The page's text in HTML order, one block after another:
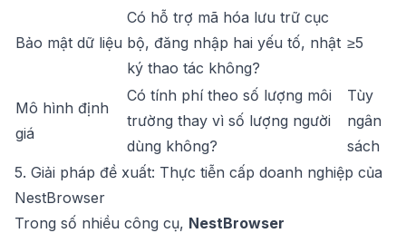
Bảo mật dữ liệu
Có hỗ trợ mã hóa lưu trữ cục
bộ, đăng nhập hai yếu tố, nhật
ký thao tác không?
≥5
Mô hình định
giá
Có tính phí theo số lượng môi
trường thay vì số lượng người
dùng không?
Tùy
ngân
sách
5. Giải pháp đề xuất: Thực tiễn cấp doanh nghiệp của
NestBrowser
Trong số nhiều công cụ, NestBrowser